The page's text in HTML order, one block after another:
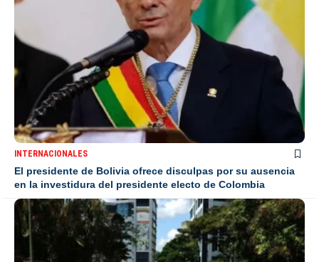
INTERNACIONALES
El presidente de Bolivia ofrece disculpas por su ausencia
en la investidura del presidente electo de Colombia